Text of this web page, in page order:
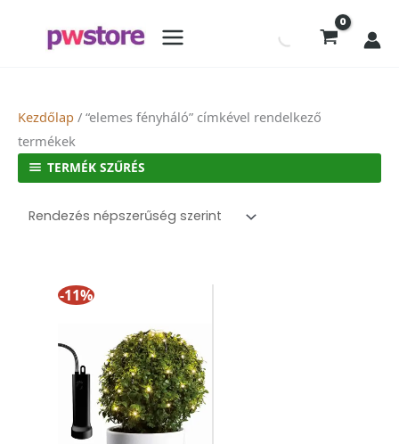
Kezdőlap / “elemes fényháló” címkével rendelkező
termékek
TERMÉK SZŰRÉS
-11%